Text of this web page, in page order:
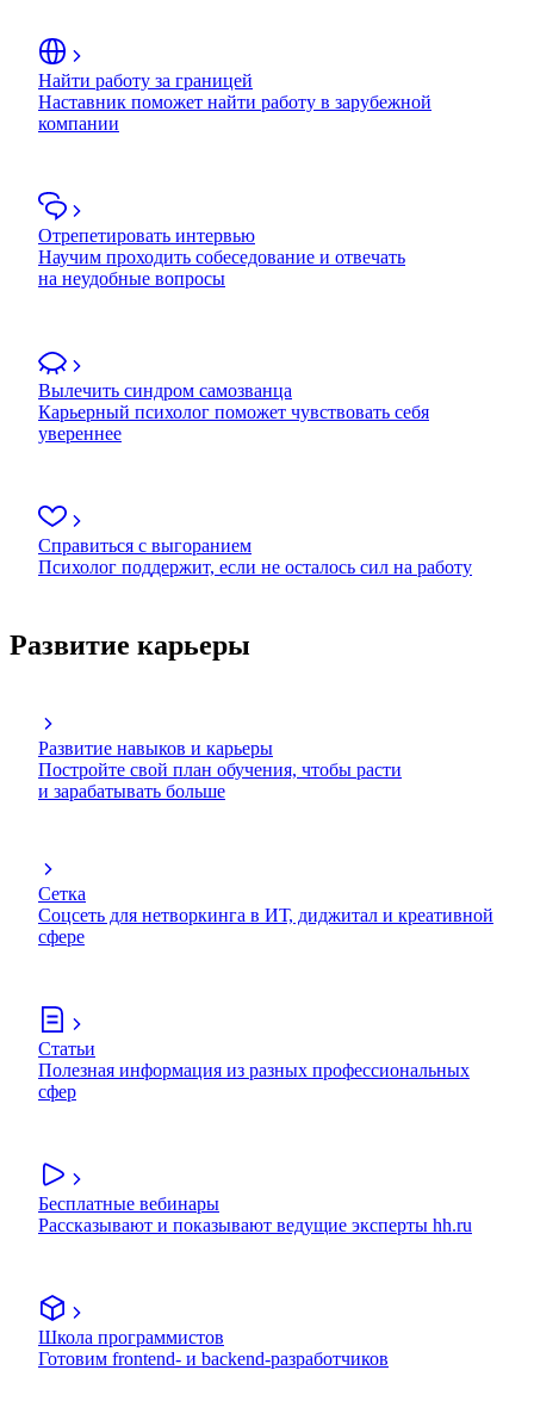
Найти работу за границей
Наставник поможет найти работу в зарубежной
компании
Отрепетировать интервью
Научим проходить собеседование и отвечать
на неудобные вопросы
Вылечить синдром самозванца
Карьерный психолог поможет чувствовать себя
увереннее
Справиться с выгоранием
Психолог поддержит, если не осталось сил на работу
Развитие карьеры
Развитие навыков и карьеры
Постройте свой план обучения, чтобы расти
и зарабатывать больше
Сетка
Соцсеть для нетворкинга в ИТ, диджитал и креативной
сфере
Статьи
Полезная информация из разных профессиональных
сфер
Бесплатные вебинары
Рассказывают и показывают ведущие эксперты hh.ru
Школа программистов
Готовим frontend- и backend-разработчиков